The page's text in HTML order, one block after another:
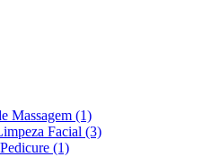
Massagem (1)
Facial (3)
(1)